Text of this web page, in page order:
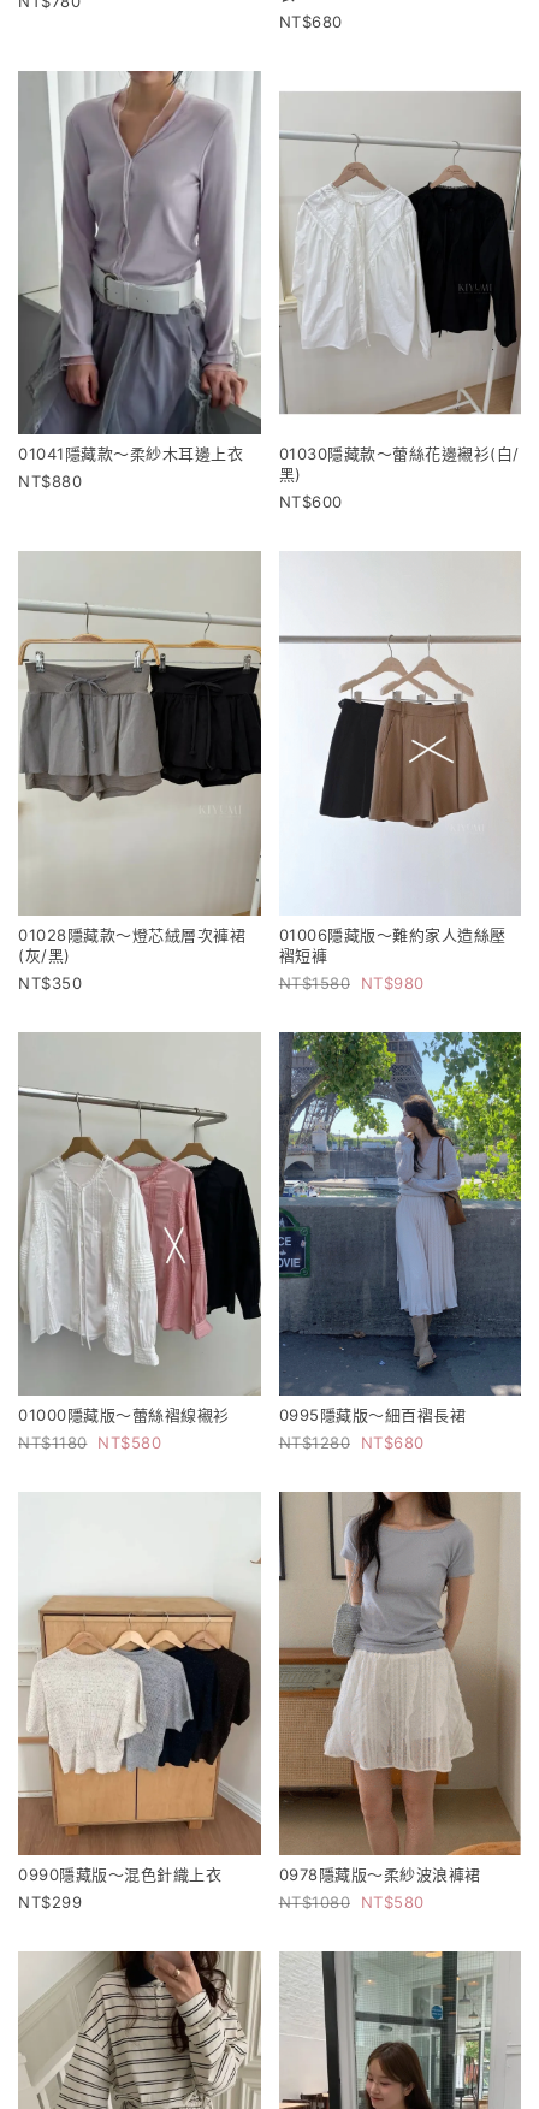
680
01041隱藏款～柔紗木耳邊上衣
880
01030隱藏款～蕾絲花邊襯衫(白/
黑)
600
01028隱藏款～燈芯絨層次褲裙
(灰/黑)
350
01006隱藏版～難約家人造絲壓
褶短褲
1580
980
01000隱藏版～蕾絲褶線襯衫
1180
580
0995隱藏版～細百褶長裙
1280
680
0990隱藏版～混色針織上衣
299
0978隱藏版～柔紗波浪褲裙
1080
580